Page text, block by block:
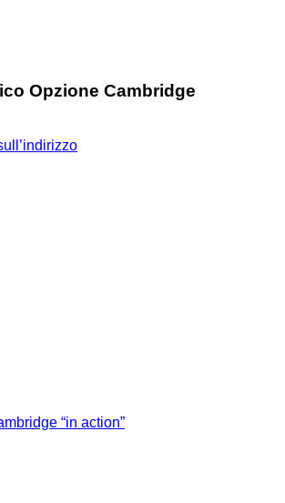
Opzione Cambridge
“in action”